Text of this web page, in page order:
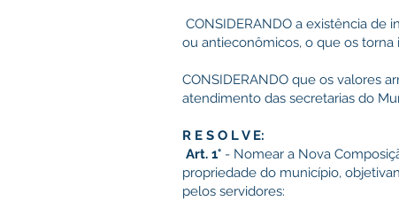
CONSIDERANDO a existência
ou antieconômicos, o que os torna
CONSIDERANDO que os valores
atendimento das secretarias do
R E S O L V E:
Art. 1° - Nomear a Nova
propriedade do município,
pelos servidores: